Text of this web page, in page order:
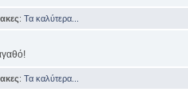
: Τα καλύτερα...
: Τα καλύτερα...